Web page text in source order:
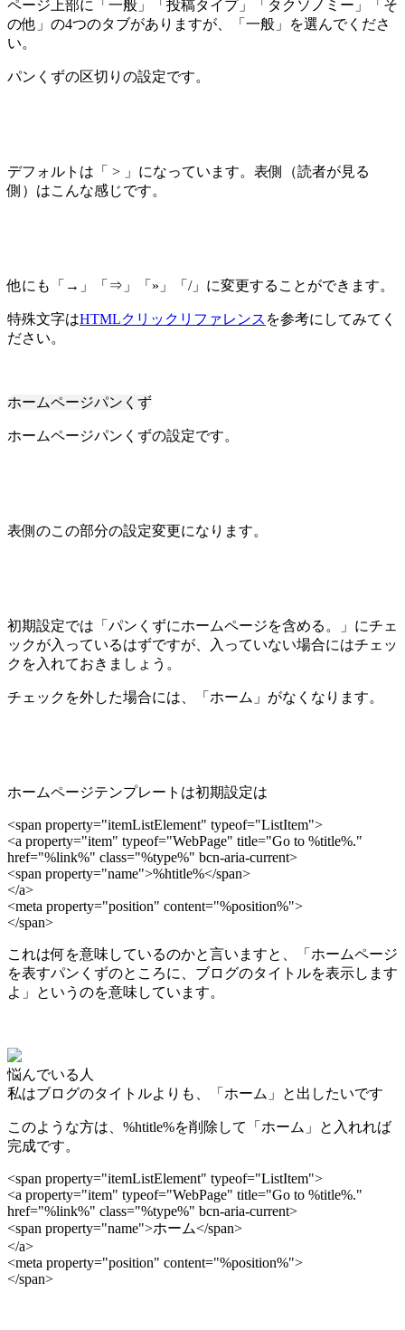
ページ上部に「一般」「投稿タイプ」「タクソノミー」「そ
の他」の4つのタブがありますが、「一般」を選んでくださ
い。
パンくずの区切りの設定です。
デフォルトは「 > 」になっています。表側（読者が見る
側）はこんな感じです。
他にも「→」「⇒」「»」「/」に変更することができます。
特殊文字はHTMLクリックリファレンス を参考にしてみてく
ださい。
ホームページパンくず
ホームページパンくずの設定です。
表側のこの部分の設定変更になります。
初期設定では「パンくずにホームページを含める。」にチェ
ックが入っているはずですが、入っていない場合にはチェッ
クを入れておきましょう。
チェックを外した場合には、「ホーム」がなくなります。
ホームページテンプレートは初期設定は
<span property="itemListElement" typeof="ListItem">
<a property="item" typeof="WebPage" title="Go to %title%."
href="%link%" class="%type%" bcn-aria-current>
<span property="name">%htitle%</span>
</a>
<meta property="position" content="%position%">
</span>
これは何を意味しているのかと言いますと、「ホームページ
を表すパンくずのところに、ブログのタイトルを表示します
よ」というのを意味しています。
悩んでいる人
私はブログのタイトルよりも、「ホーム」と出したいです
このような方は、%htitle%を削除して「ホーム」と入れれば
完成です。
<span property="itemListElement" typeof="ListItem">
<a property="item" typeof="WebPage" title="Go to %title%."
href="%link%" class="%type%" bcn-aria-current>
<span property="name">ホーム</span>
</a>
<meta property="position" content="%position%">
</span>